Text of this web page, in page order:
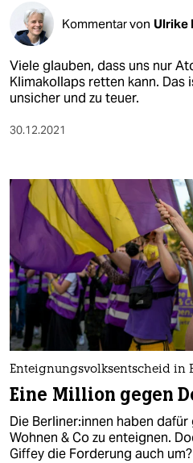
Kommentar von Ulrike
Viele glauben, dass uns nur
Klimakollaps retten kann. Das
unsicher und zu teuer.
30.12.2021
Enteignungsvolksentscheid in
Eine Million gegen
Die Ber­li­ne­r:in­nen haben
Wohnen & Co zu enteignen.
Giffey die Forderung auch um?